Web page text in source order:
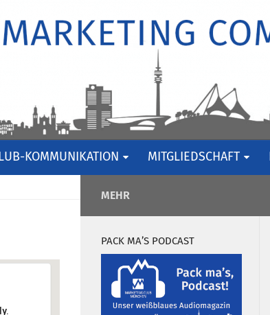
KOMMUNIKATION MITGLIEDSCHAFT
MEHR
PACK MA’S PODCAST